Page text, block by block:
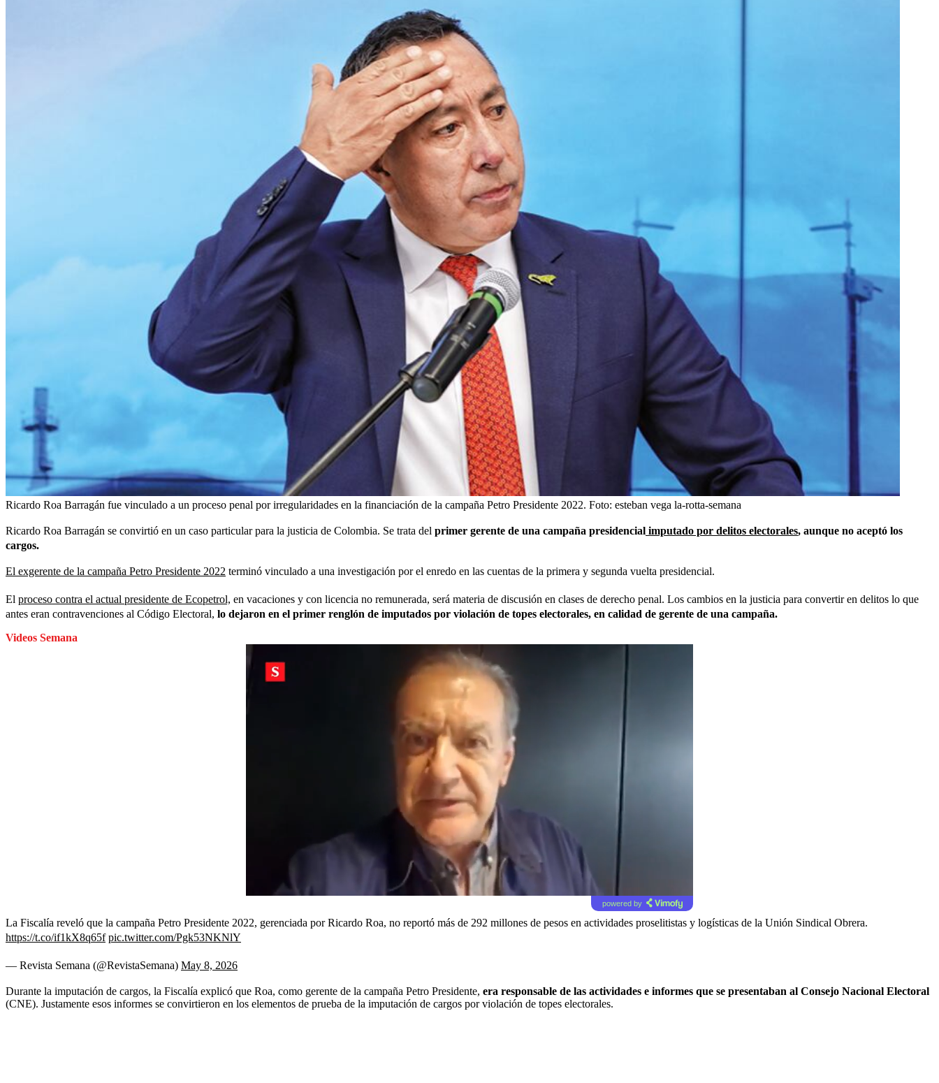
Ricardo Roa Barragán fue vinculado a un proceso penal por irregularidades en la financiación de la campaña Petro Presidente 2022. Foto: esteban vega la-rotta-semana
Ricardo Roa Barragán se convirtió en un caso particular para la justicia de Colombia. Se trata del primer gerente de una campaña presidencial imputado por delitos electorales, aunque no aceptó los
cargos.
El exgerente de la campaña Petro Presidente 2022 terminó vinculado a una investigación por el enredo en las cuentas de la primera y segunda vuelta presidencial.
El proceso contra el actual presidente de Ecopetrol, en vacaciones y con licencia no remunerada, será materia de discusión en clases de derecho penal. Los cambios en la justicia para convertir en delitos lo que
antes eran contravenciones al Código Electoral, lo dejaron en el primer renglón de imputados por violación de topes electorales, en calidad de gerente de una campaña.
Videos Semana
powered by
La Fiscalía reveló que la campaña Petro Presidente 2022, gerenciada por Ricardo Roa, no reportó más de 292 millones de pesos en actividades proselitistas y logísticas de la Unión Sindical Obrera.
https://t.co/if1kX8q65f pic.twitter.com/Pgk53NKNlY
— Revista Semana (@RevistaSemana) May 8, 2026
Durante la imputación de cargos, la Fiscalía explicó que Roa, como gerente de la campaña Petro Presidente, era responsable de las actividades e informes que se presentaban al Consejo Nacional Electoral
(CNE). Justamente esos informes se convirtieron en los elementos de prueba de la imputación de cargos por violación de topes electorales.